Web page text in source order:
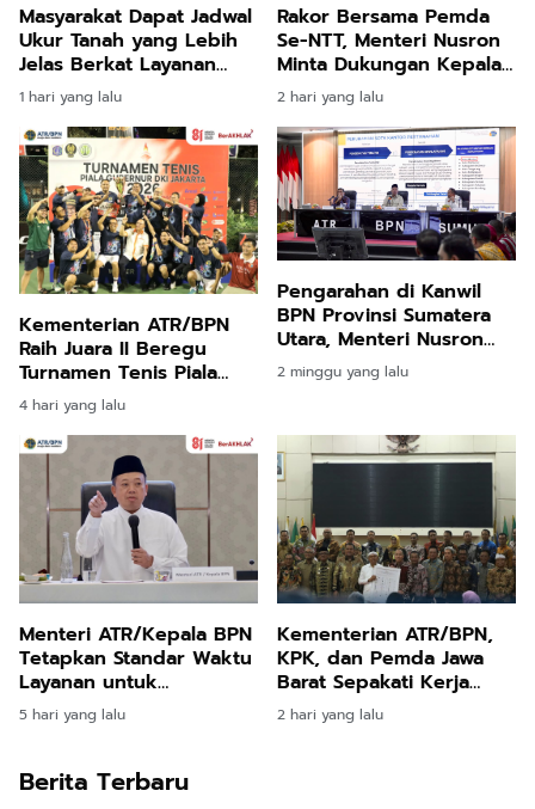
Masyarakat Dapat Jadwal
Ukur Tanah yang Lebih
Jelas Berkat Layanan
Pengukuran Terjadwal
1 hari yang lalu
Rakor Bersama Pemda
Se-NTT, Menteri Nusron
Minta Dukungan Kepala
Daerah Wujudkan
Transformasi Layanan
Pertanahan
2 hari yang lalu
Kementerian ATR/BPN
Raih Juara II Beregu
Turnamen Tenis Piala
Gubernur DKI Jakarta
2026
4 hari yang lalu
Pengarahan di Kanwil
BPN Provinsi Sumatera
Utara, Menteri Nusron
Minta Jajaran Utamakan
Kemudahan Layanan
2 minggu yang lalu
Menteri ATR/Kepala BPN
Tetapkan Standar Waktu
Layanan untuk
Pengukuran Tanah dan
Peralihan Hak
5 hari yang lalu
Kementerian ATR/BPN,
KPK, dan Pemda Jawa
Barat Sepakati Kerja
Sama dalam Upaya
Pencegahan Korupsi
2 hari yang lalu
Berita Terbaru